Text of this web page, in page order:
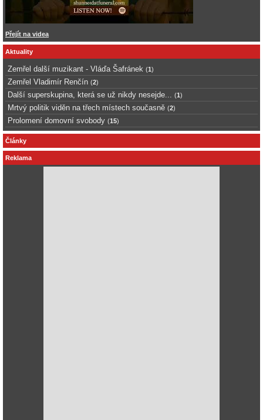
Přejít na videa
Aktuality
Zemřel další muzikant - Vláďa Šafránek (1)
Zemřel Vladimír Renčín (2)
Další superskupina, která se už nikdy nesejde... (1)
Mrtvý politik viděn na třech místech současně (2)
Prolomení domovní svobody (15)
Články
Reklama